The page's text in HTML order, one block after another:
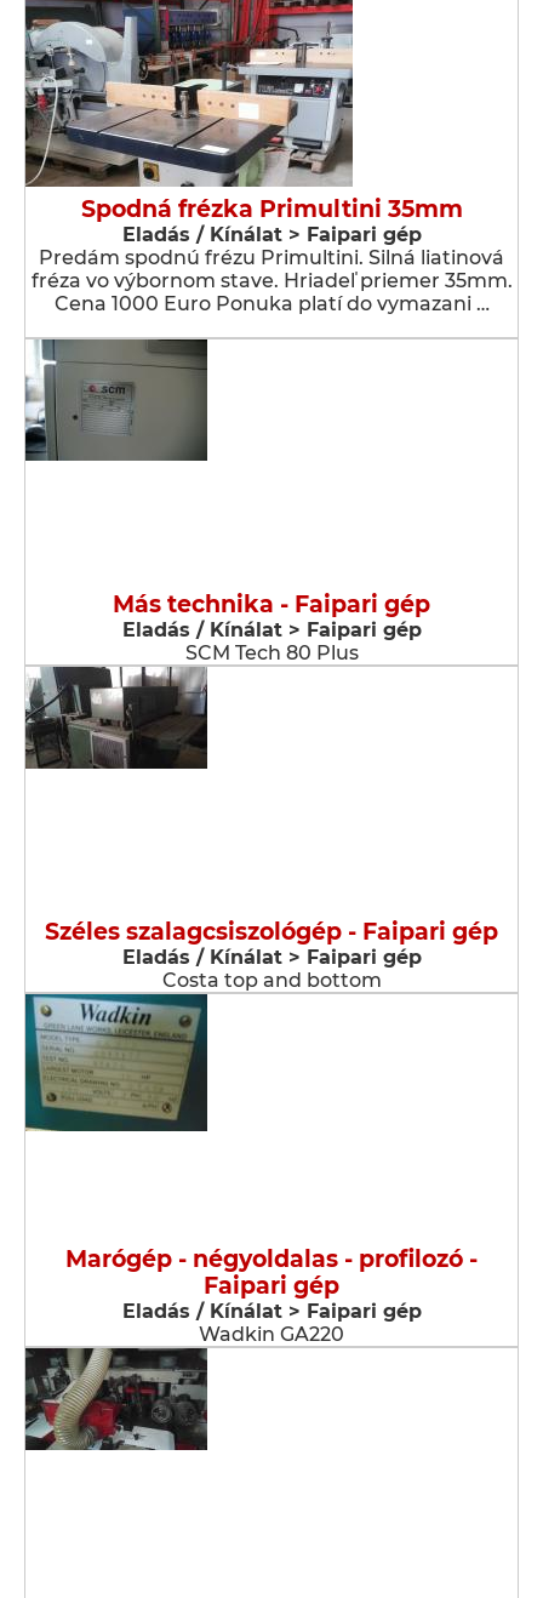
Spodná frézka Primultini 35mm
Eladás / Kínálat > Faipari gép
Predám spodnú frézu Primultini. Silná liatinová
fréza vo výbornom stave. Hriadeľ priemer 35mm.
Cena 1000 Euro Ponuka platí do vymazani …
Más technika - Faipari gép
Eladás / Kínálat > Faipari gép
SCM Tech 80 Plus
Széles szalagcsiszológép - Faipari gép
Eladás / Kínálat > Faipari gép
Costa top and bottom
Marógép - négyoldalas - profilozó -
Faipari gép
Eladás / Kínálat > Faipari gép
Wadkin GA220